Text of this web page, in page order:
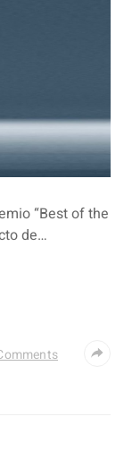
“Best of the
de…